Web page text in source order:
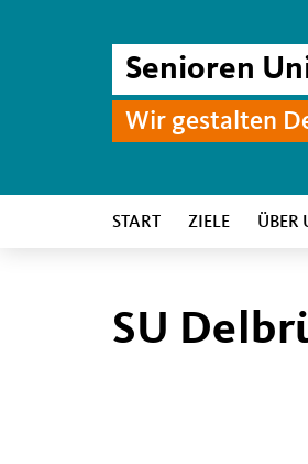
Senioren
Wir gestalten
START ZIELE ÜBER
SU